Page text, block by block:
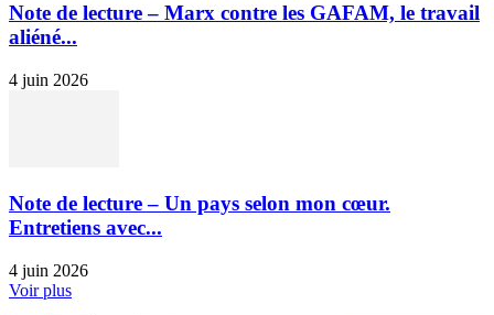
Note de lecture – Marx contre les GAFAM, le travail
aliéné...
4 juin 2026
Note de lecture – Un pays selon mon cœur.
Entretiens avec...
4 juin 2026
Voir plus